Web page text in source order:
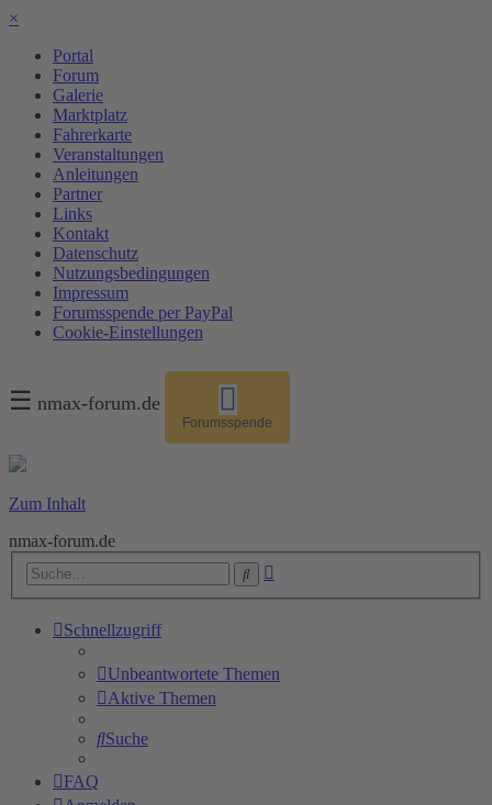
×
Portal
Forum
Galerie
Marktplatz
Fahrerkarte
Veranstaltungen
Anleitungen
Partner
Links
Kontakt
Datenschutz
Nutzungsbedingungen
Impressum
Forumsspende per PayPal
Cookie-Einstellungen
☰ nmax-forum.de
Forumsspende
Zum Inhalt
nmax-forum.de
Suche
Schnellzugriff
Unbeantwortete Themen
Aktive Themen
Suche
FAQ